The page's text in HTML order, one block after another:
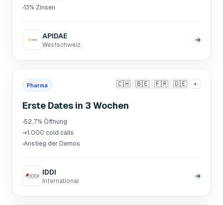
·13% Zinsen
APIDAE
Westschweiz
→
Pharma 🇨🇭 🇧🇪 🇫🇷 🇩🇪 +
Erste Dates in 3 Wochen
·52,7% Öffnung
·+1.000 cold calls
·Anstieg der Demos
IDDI
International
→